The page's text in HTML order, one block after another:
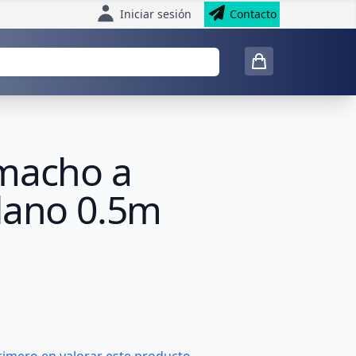
Iniciar sesión Contacto
a
0.5m